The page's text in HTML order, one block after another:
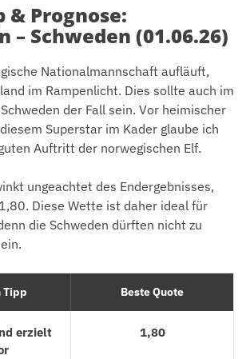
& Prognose:
– Schweden (01.06.26)
Nationalmannschaft aufläuft,
im Rampenlicht. Dies sollte auch im
der Fall sein. Vor heimischer
Superstar im Kader glaube ich
Auftritt der norwegischen Elf.
ungeachtet des Endergebnisses,
Diese Wette ist daher ideal für
die Schweden dürften nicht zu
Tipp Beste Quote
erzielt
1,80